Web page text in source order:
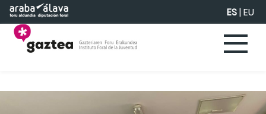
Saltar al contenido principal ES|EU